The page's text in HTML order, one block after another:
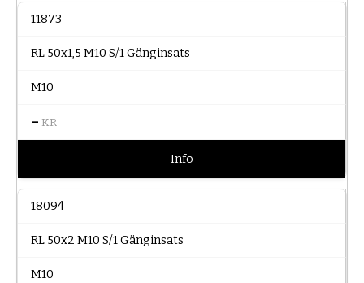
11873
RL 50x1,5 M10 S/1 Gänginsats
M10
– KR
Info
18094
RL 50x2 M10 S/1 Gänginsats
M10